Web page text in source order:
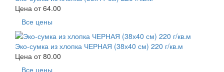
Цена от64.00
Все цены
Эко-сумка из хлопка ЧЕРНАЯ (38х40 см) 220 г/кв.м
Цена от80.00
Все цены